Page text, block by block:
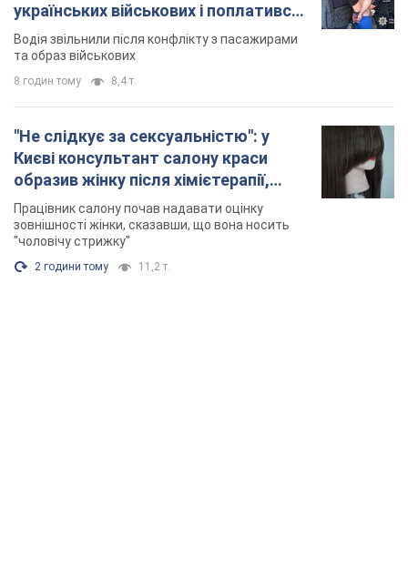
українських військових і поплатився.
Відео
Водія звільнили після конфлікту з пасажирами
та образ військових
8 годин тому 8,4 т.
"Не слідкує за сексуальністю": у
Києві консультант салону краси
образив жінку після хімієтерапії,
розгорівся скандал. Фото
Працівник салону почав надавати оцінку
зовнішності жінки, сказавши, що вона носить
"чоловічу стрижку"
2 години тому 11,2 т.